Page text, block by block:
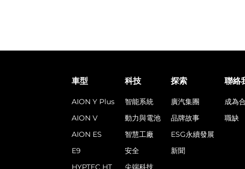
車型
AION Y Plus
AION V
AION ES
E9
HYPTEC HT
科技
智能系統
動力與電池
智慧工廠
安全
尖端科技
探索
廣汽集團
品牌故事
ESG永續發展
新聞
聯絡
成為
職缺